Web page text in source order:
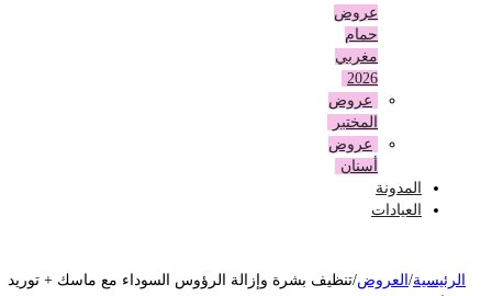
عروض
حمام
مغربي
عروض
المختبر
عروض
أسنان
المدونة
العيادات
/العروض تنظيف بشرة وإزالة الرؤوس السوداء مع ماسك + توريد